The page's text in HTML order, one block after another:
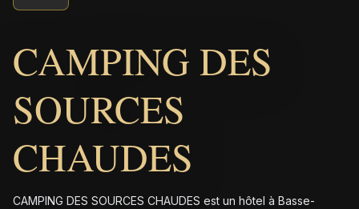
CAMPING DES
SOURCES
CHAUDES
CAMPING DES SOURCES CHAUDES est un hôtel à Basse-